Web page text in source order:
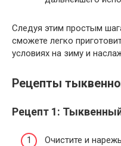
Следуя этим простым
сможете легко
условиях на зиму и
Рецепты
Рецепт 1:
Очистите и